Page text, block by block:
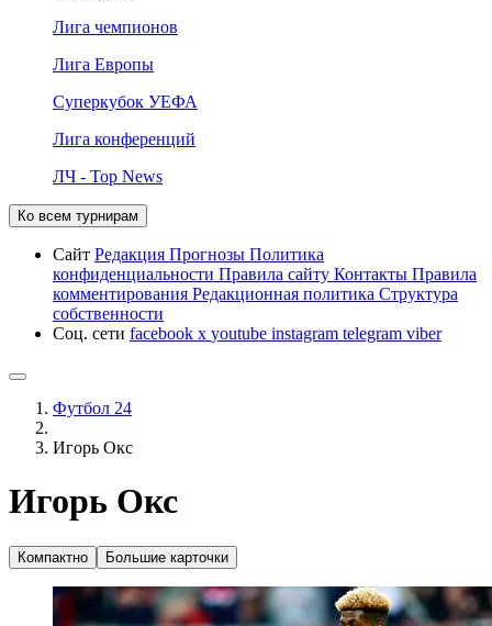
Лига чемпионов
Лига Европы
Суперкубок УЕФА
Лига конференций
ЛЧ - Top News
Ко всем турнирам
Сайт Редакция Прогнозы Политика
конфиденциальности Правила сайту Контакты Правила
комментирования Редакционная политика Структура
собственности
Соц. сети facebook x youtube instagram telegram viber
Футбол 24
Игорь Окс
Игорь Окс
Компактно Большие карточки